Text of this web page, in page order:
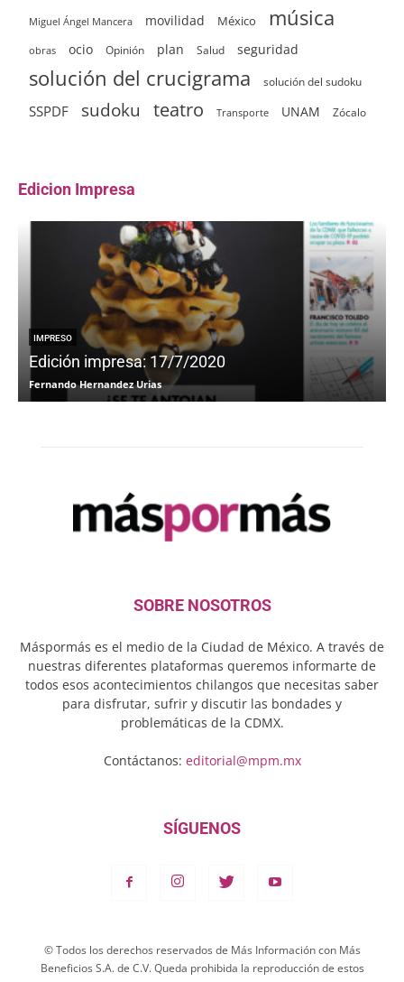
Miguel Ángel Mancera movilidad México música
obras ocio Opinión plan Salud seguridad
solución del crucigrama solución del sudoku
SSPDF sudoku teatro Transporte UNAM Zócalo
Edicion Impresa
IMPRESO
Edición impresa: 17/7/2020
Fernando Hernandez Urias
SOBRE NOSOTROS
Máspormás es el medio de la Ciudad de México. A través de
nuestras diferentes plataformas queremos informarte de
todos esos acontecimientos chilangos que necesitas saber
para disfrutar, sufrir y discutir las bondades y
problemáticas de la CDMX.
Contáctanos: editorial@mpm.mx
SÍGUENOS
© Todos los derechos reservados de Más Información con Más
Beneficios S.A. de C.V. Queda prohibida la reproducción de estos